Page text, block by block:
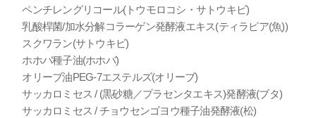
ペンチレングリコール(トウモロコシ・サトウキビ)
乳酸桿菌/加水分解コラーゲン発酵液エキス(ティラピア(魚))
スクワラン(サトウキビ)
ホホバ種子油(ホホバ)
オリーブ油PEG-7エステルズ(オリーブ)
サッカロミセス / (黒砂糖／プラセンタエキス)発酵液(ブタ)
サッカロミセス / チョウセンゴヨウ種子油発酵液(松)